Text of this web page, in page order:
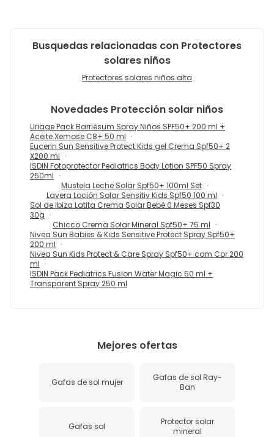
Busquedas relacionadas con Protectores
solares niños
Protectores solares niños alta
Novedades Protección solar niños
Uriage Pack Barriésum Spray Niños SPF50+ 200 ml +
Aceite Xemose C8+ 50 ml
Eucerin Sun Sensitive Protect Kids gel Crema Spf50+ 2
X200 ml
ISDIN Fotoprotector Pediatrics Body Lotion SPF50 Spray
250ml
Mustela Leche Solar Spf50+ 100ml Set
Lavera Loción Solar Sensitiv Kids Spf50 100 ml
Sol de Ibiza Latita Crema Solar Bebé 0 Meses Spf30
30g
Chicco Crema Solar Mineral Spf50+ 75 ml
Nivea Sun Babies & Kids Sensitive Protect Spray Spf50+
200 ml
Nivea Sun Kids Protect & Care Spray Spf50+ com Cor 200
ml
ISDIN Pack Pediatrics Fusion Water Magic 50 ml +
Transparent Spray 250 ml
Mejores ofertas
Gafas de sol mujer
Gafas de sol Ray-
Ban
Gafas sol
Protector solar
mineral